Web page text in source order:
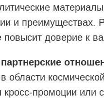
и преимуществах.
повысит доверие к
области
кросс-промоции или